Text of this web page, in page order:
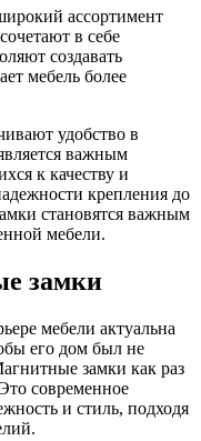
ассортимент
в себе
создавать
мебель более
удобство в
важным
к качеству и
крепления до
становятся важным
мебели.
замки
мебели актуальна
его дом был не
замки как раз
современное
и стиль, подходя